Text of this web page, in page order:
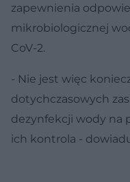
zapewnienia
mikrobiologicznej
CoV-2.
- Nie jest więc
dotychczasowych
dezynfekcji wody na
ich kontrola -